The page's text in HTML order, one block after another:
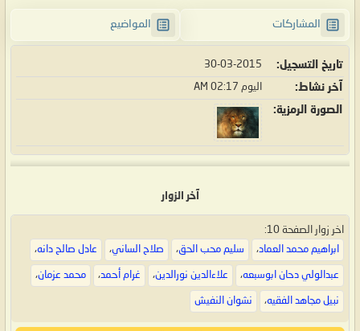
المشاركات المواضيع
تاريخ التسجيل 30-03-2015
آخر نشاط اليوم 02:17 AM
الصورة الرمزية
آخر الزوار
اخر زوار الصفحة 10:
ابراهيم محمد العماد، سليم محب الحق، صلاح الساني، عادل صالح دانه،
عبدالولي دحان ابوسبعه، علاءالدين نورالدين، غرام أحمد، محمد عزمان،
نبيل مجاهد الفقيه، نشوان النفيش